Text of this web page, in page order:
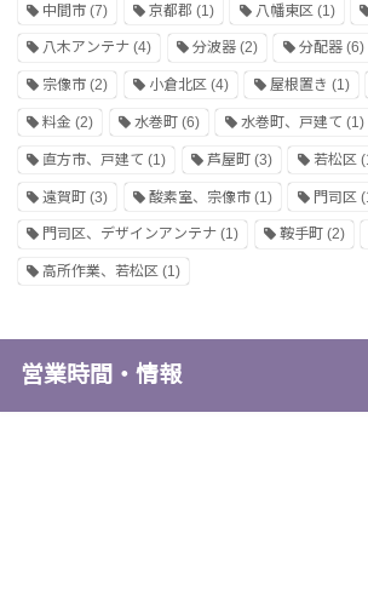
中間市 (7) 京都郡 (1) 八幡東区 (1)
八木アンテナ (4) 分波器(2) 分配器(6)
宗像市 (2) 小倉北区(4) 屋根置き (1)
料金 (2) 水巻町(6) 水巻町、戸建て (1)
直方市、戸建て (1) 芦屋町(3) 若松区
遠賀町 (3) 酸素室、宗像市(1) 門司区
門司区、デザインアンテナ (1) 鞍手町(2)
高所作業、若松区 (1)
営業時間・情報